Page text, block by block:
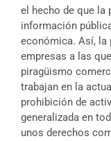
el hecho de que la
información
económica. Así, la
empresas a las
piragüismo
trabajan en la
prohibición de
generalizada en
unos derechos